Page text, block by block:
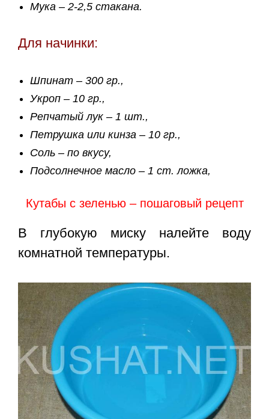
Мука – 2-2,5 стакана.
Для начинки:
Шпинат – 300 гр.,
Укроп – 10 гр.,
Репчатый лук – 1 шт.,
Петрушка или кинза – 10 гр.,
Соль – по вкусу,
Подсолнечное масло – 1 ст. ложка,
Кутабы с зеленью – пошаговый рецепт
В глубокую миску налейте воду
комнатной температуры.